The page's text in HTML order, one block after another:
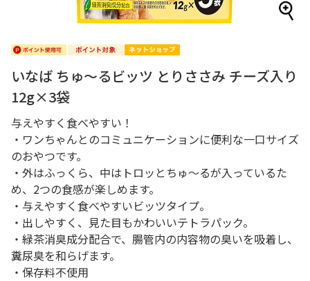
いなば ちゅ～るビッツ とりささみ チーズ入り
12g×3袋
与えやすく食べやすい！
・ワンちゃんとのコミュニケーションに便利な一口サイズ
のおやつです。
・外はふっくら、中はトロッとちゅ～るが入っているた
め、2つの食感が楽しめます。
・与えやすく食べやすいビッツタイプ。
・出しやすく、見た目もかわいいテトラパック。
・緑茶消臭成分配合で、腸管内の内容物の臭いを吸着し、
糞尿臭を和らげます。
・保存料不使用